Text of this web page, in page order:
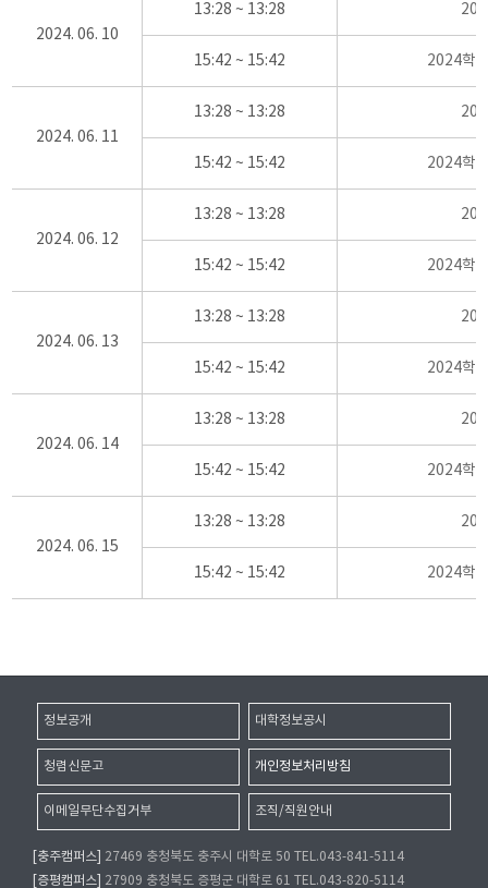
2024. 06. 10
13:28 ~ 13:28
15:42 ~ 15:42 2024학
2024. 06. 11
13:28 ~ 13:28
15:42 ~ 15:42 2024학
2024. 06. 12
13:28 ~ 13:28
15:42 ~ 15:42 2024학
2024. 06. 13
13:28 ~ 13:28
15:42 ~ 15:42 2024학
2024. 06. 14
13:28 ~ 13:28
15:42 ~ 15:42 2024학
2024. 06. 15
13:28 ~ 13:28
15:42 ~ 15:42 2024학
정보공개 대학정보공시
청렴신문고 개인정보처리방침
이메일무단수집거부 조직/직원안내
[충주캠퍼스]
27469 충청북도 충주시 대학로 50 TEL.043-841-5114
[증평캠퍼스]
27909 충청북도 증평군 대학로 61 TEL.043-820-5114